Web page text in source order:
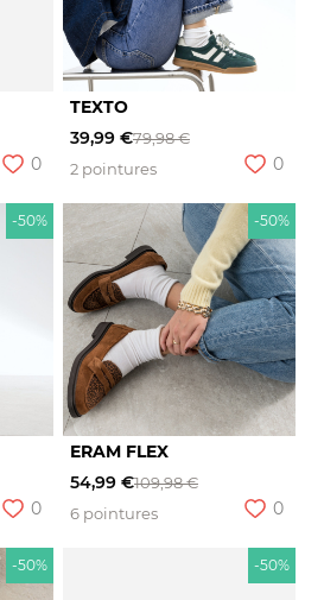
0
TEXTO
39,99 €79,98 €
2 pointures
0
-50%
0
-50%
ERAM FLEX
54,99 €109,98 €
6 pointures
0
-50% -50%